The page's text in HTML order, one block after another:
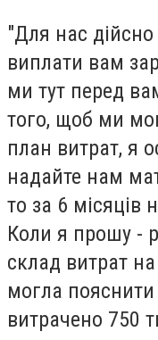
"Для нас
виплати вам
ми тут перед
того, щоб ми
план витрат, я
надайте нам
то за 6 місяців
Коли я прошу -
склад витрат
могла
витрачено 750